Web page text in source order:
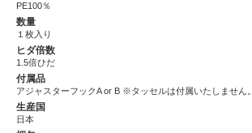
PE100％
数量
１枚入り
ヒダ倍数
1.5倍ひだ
付属品
アジャスターフックA or B ※タッセルは付属いたしません。
生産国
日本